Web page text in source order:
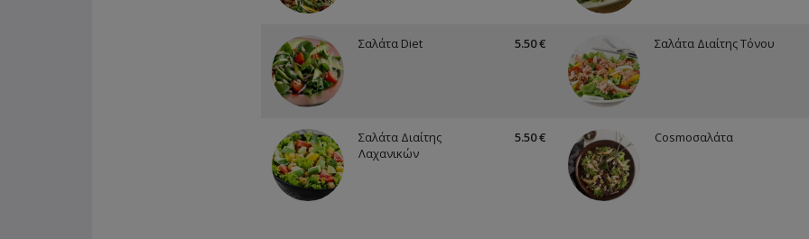
Σαλάτα Diet 5.50 € Σαλάτα Διαίτης Τόνου
Σαλάτα Διαίτης
Λαχανικών
5.50 € Cosmoσαλάτα